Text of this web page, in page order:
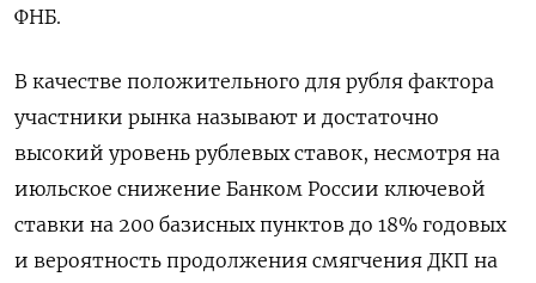
ФНБ.
В качестве положительного для рубля фактора
участники рынка называют и достаточно
высокий уровень рублевых ставок, несмотря на
июльское снижение Банком России ключевой
ставки на 200 базисных пунктов до 18% годовых
и вероятность продолжения смягчения ДКП на